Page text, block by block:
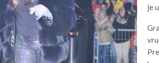
je